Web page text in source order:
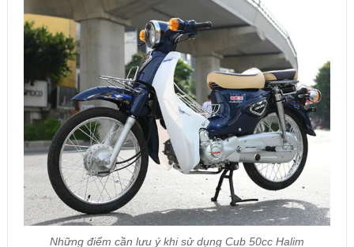
Những điểm cần lưu ý khi sử dụng Cub 50cc Halim